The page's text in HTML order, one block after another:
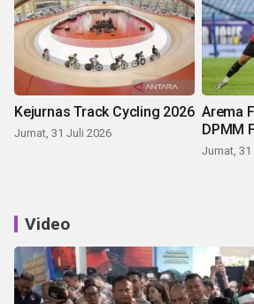
Kejurnas Track Cycling 2026
Jumat, 31 Juli 2026
Arema
DPMM
Jumat,
Video